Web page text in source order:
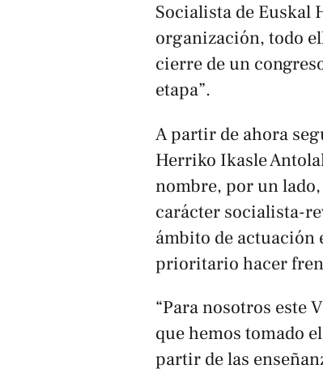
Socialista de Euskal
organización, todo
cierre de un
etapa”.
A partir de ahora
Herriko Ikasle
nombre, por un
carácter socialista-
ámbito de actuación
prioritario hacer
“Para nosotros este
que hemos tomado
partir de las